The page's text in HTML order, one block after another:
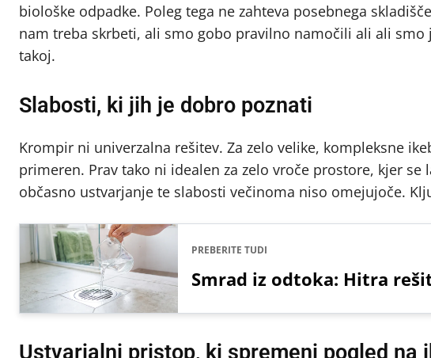
biološke odpadke. Poleg tega ne zahteva posebnega
nam treba skrbeti, ali smo gobo pravilno namočili ali ali
takoj.
Slabosti, ki jih je dobro poznati
Krompir ni univerzalna rešitev. Za zelo velike, kompleksne
primeren. Prav tako ni idealen za zelo vroče prostore, kjer
občasno ustvarjanje te slabosti večinoma niso omejujoče.
PREBERITE TUDI
Smrad iz odtoka: Hitra
Ustvarjalni pristop, ki spremeni pogled na